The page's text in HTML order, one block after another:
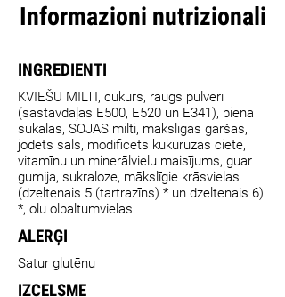
Informazioni nutrizionali
INGREDIENTI
KVIEŠU MILTI, cukurs, raugs pulverī
(sastāvdaļas E500, E520 un E341), piena
sūkalas, SOJAS milti, mākslīgās garšas,
jodēts sāls, modificēts kukurūzas ciete,
vitamīnu un minerālvielu maisījums, guar
gumija, sukraloze, mākslīgie krāsvielas
(dzeltenais 5 (tartrazīns) * un dzeltenais 6)
*, olu olbaltumvielas.
ALERĢI
Satur glutēnu
IZCELSME